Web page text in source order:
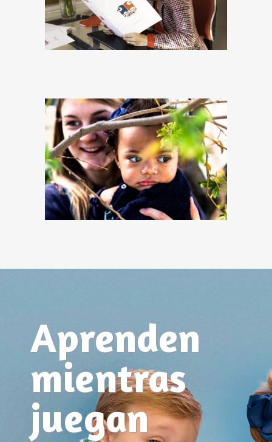
Aprenden
mientras
juegan